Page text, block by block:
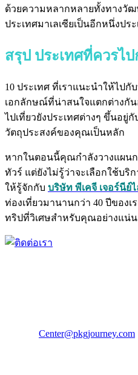
ด้วยความหลากหลายทั้งทางวั
ประเทศมาเลเซียเป็นอีกหนึ่งปร
สรุป ประเทศที่ควรไ
10 ประเทศ ที่เราแนะนำให้ไปกั
เอกลักษณ์ที่น่าสนใจแตกต่างกัน
ไปเที่ยวยังประเทศต่างๆ ขึ้นอยู่กั
วัตถุประสงค์ของคุณเป็นหลัก
หากในตอนนี้คุณกำลังวางแผนก
ทัวร์ แต่ยังไม่รู้ว่าจะเลือกใช้บริ
ให้รู้จักกับ บริษัท พีเคจี เจอร์นีย์
ท่องเที่ยวมานานกว่า 40 ปีของเ
ทริปที่วิเศษสำหรับคุณอย่างแน่
Center@pkgjourney.com